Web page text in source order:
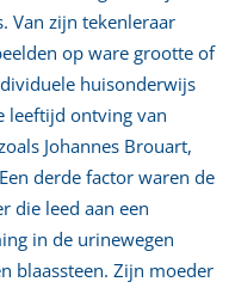
Van zijn tekenleraar
op ware grootte of
huisonderwijs
leeftijd ontving van
Johannes Brouart,
derde factor waren de
die leed aan een
in de urinewegen
blaassteen. Zijn moeder